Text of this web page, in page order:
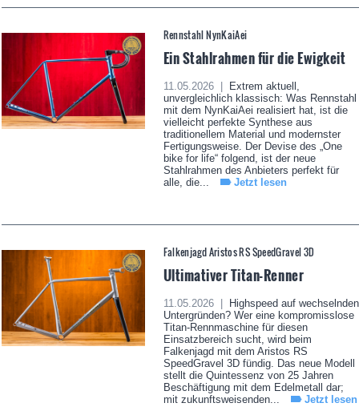
Rennstahl NynKaiAei
Ein Stahlrahmen für die Ewigkeit
11.05.2026 |
Extrem aktuell,
unvergleichlich klassisch: Was Rennstahl
mit dem NynKaiAei realisiert hat, ist die
vielleicht perfekte Synthese aus
traditionellem Material und modernster
Fertigungsweise. Der Devise des „One
bike for life“ folgend, ist der neue
Stahlrahmen des Anbieters perfekt für
alle, die...
Jetzt lesen
Falkenjagd Aristos RS SpeedGravel 3D
Ultimativer Titan-Renner
11.05.2026 |
Highspeed auf wechselnden
Untergründen? Wer eine kompromisslose
Titan-Rennmaschine für diesen
Einsatzbereich sucht, wird beim
Falkenjagd mit dem Aristos RS
SpeedGravel 3D fündig. Das neue Modell
stellt die Quintessenz von 25 Jahren
Beschäftigung mit dem Edelmetall dar;
mit zukunftsweisenden...
Jetzt lesen